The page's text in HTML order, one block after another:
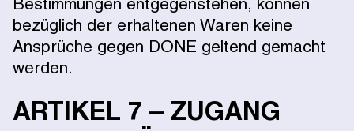
Bestimmungen entgegenstehen, können
bezüglich der erhaltenen Waren keine
Ansprüche gegen DONE geltend gemacht
werden.
ARTIKEL 7 – ZUGANG